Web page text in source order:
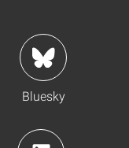
Bluesky